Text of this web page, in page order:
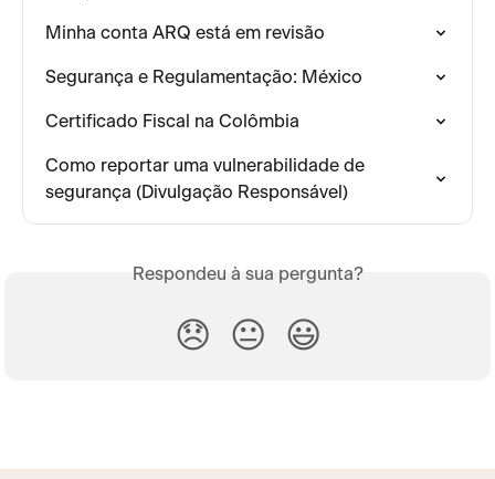
Minha conta ARQ está em revisão
Segurança e Regulamentação: México
Certificado Fiscal na Colômbia
Como reportar uma vulnerabilidade de
segurança (Divulgação Responsável)
Respondeu à sua pergunta?
😞 😐 😃